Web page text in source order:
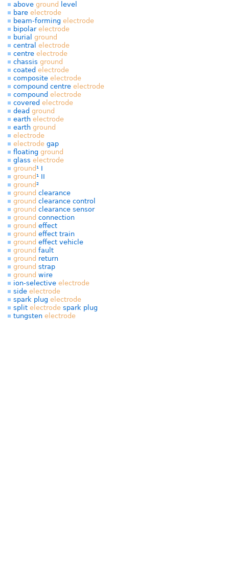
above ground
level
bare electrode
beam-forming electrode
bipolar electrode
burial ground
central electrode
centre electrode
chassis ground
coated electrode
composite electrode
compound centre electrode
compound electrode
covered electrode
dead ground
earth electrode
earth ground
electrode
electrode gap
floating ground
glass electrode
ground¹ I
ground¹ II
ground²
ground clearance
ground clearance control
ground clearance sensor
ground connection
ground effect
ground effect train
ground effect vehicle
ground fault
ground return
ground strap
ground wire
ion-selective electrode
side electrode
spark plug electrode
split electrode spark plug
tungsten electrode